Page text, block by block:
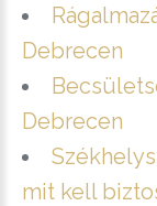
Debrecen
Debrecen
mit kell